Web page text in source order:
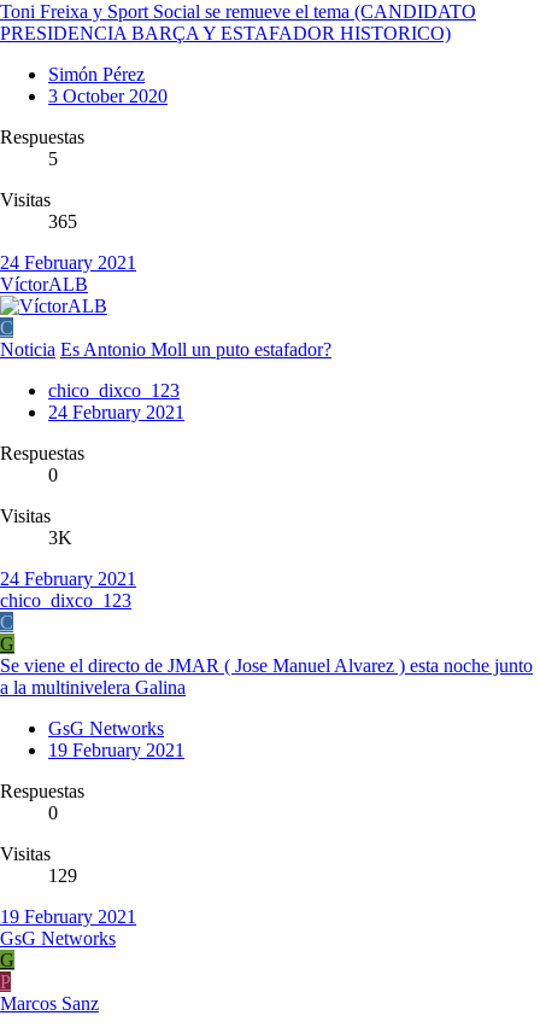
Toni Freixa y Sport Social se remueve el tema (CANDIDATO
PRESIDENCIA BARÇA Y ESTAFADOR HISTORICO)
Simón Pérez
3 October 2020
Respuestas
5
Visitas
365
24 February 2021
VíctorALB
C
Noticia Es Antonio Moll un puto estafador?
chico_dixco_123
24 February 2021
Respuestas
0
Visitas
3K
24 February 2021
chico_dixco_123
C
G
Se viene el directo de JMAR ( Jose Manuel Alvarez ) esta noche junto
a la multinivelera Galina
GsG Networks
19 February 2021
Respuestas
0
Visitas
129
19 February 2021
GsG Networks
G
P
Marcos Sanz